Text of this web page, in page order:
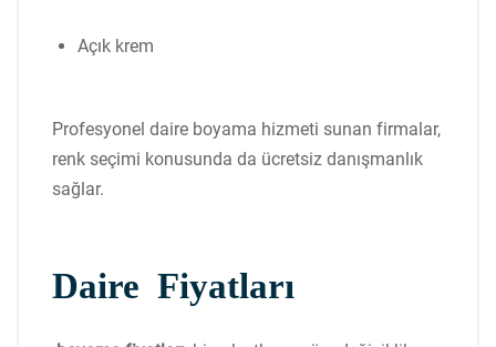
Açık krem
Profesyonel daire boyama hizmeti sunan firmalar,
renk seçimi konusunda da ücretsiz danışmanlık
sağlar.
Daire Fiyatları